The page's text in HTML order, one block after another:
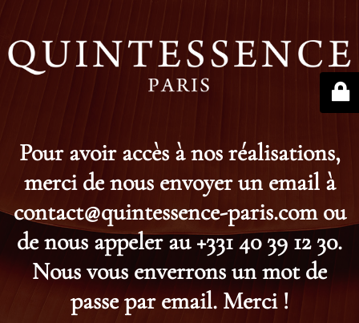
Pour avoir accès à nos réalisations,
merci de nous envoyer un email à
contact@quintessence-paris.com ou
de nous appeler au +331 40 39 12 30.
Nous vous enverrons un mot de
passe par email. Merci !